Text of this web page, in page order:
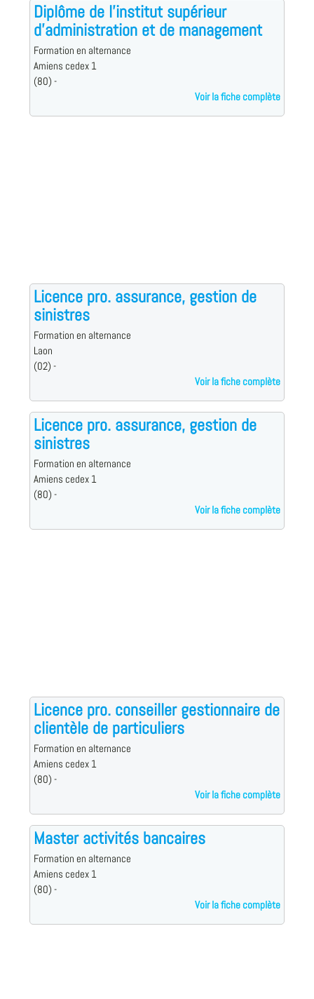
Diplôme de l'institut supérieur
d'administration et de management
Formation en alternance
Amiens cedex 1
(80) -
Voir la fiche complète
Licence pro. assurance, gestion de
sinistres
Formation en alternance
Laon
(02) -
Voir la fiche complète
Licence pro. assurance, gestion de
sinistres
Formation en alternance
Amiens cedex 1
(80) -
Voir la fiche complète
Licence pro. conseiller gestionnaire de
clientèle de particuliers
Formation en alternance
Amiens cedex 1
(80) -
Voir la fiche complète
Master activités bancaires
Formation en alternance
Amiens cedex 1
(80) -
Voir la fiche complète